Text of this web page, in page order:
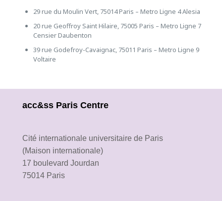
29 rue du Moulin Vert, 75014 Paris – Metro Ligne 4Alesia
20 rue Geoffroy Saint Hilaire, 75005 Paris – Metro Ligne 7
Censier Daubenton
39 rue Godefroy-Cavaignac, 75011 Paris – Metro Ligne 9
Voltaire
acc&ss Paris Centre
Cité internationale universitaire de Paris
(Maison internationale)
17 boulevard Jourdan
75014 Paris